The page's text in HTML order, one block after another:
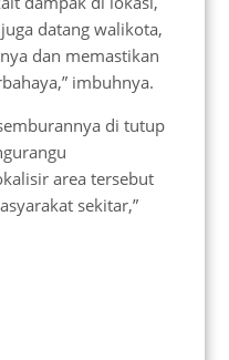
datang walikota,
dan memastikan
imbuhnya.
di tutup
area tersebut
sekitar,”